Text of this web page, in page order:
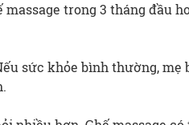
trong 3 tháng đầu
sức khỏe bình thường, mẹ